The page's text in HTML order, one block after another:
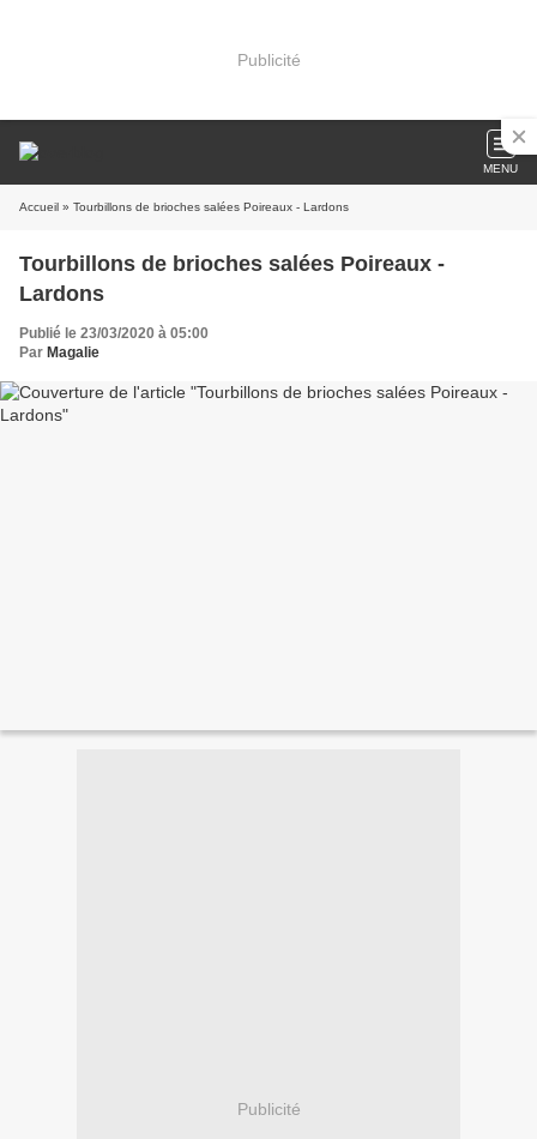
Publicité
MENU
Accueil » Tourbillons de brioches salées Poireaux - Lardons
Tourbillons de brioches salées Poireaux -
Lardons
Publié le 23/03/2020 à 05:00
Par Magalie
Publicité